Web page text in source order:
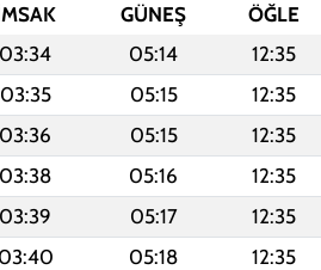
GÜNEŞ ÖĞLE
03:34 05:14 12:35
03:35 05:15 12:35
03:36 05:15 12:35
03:38 05:16 12:35
03:39 05:17 12:35
03:40 05:18 12:35